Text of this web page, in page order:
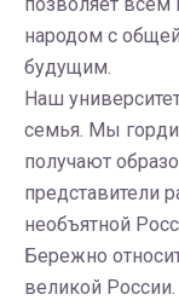
народом с
будущим.
Наш
семья. Мы
получают
представители
необъятной
Бережно
великой